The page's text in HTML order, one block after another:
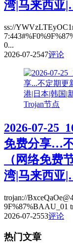
湾|马来西亚
ss://
0...
2026-07-2547评论
Trojan节点
2026-07-
免费分享…
（网络免费
湾|马来西亚
trojan://
9F%87%BAAU_01
2026-07-2553评论
热门文章